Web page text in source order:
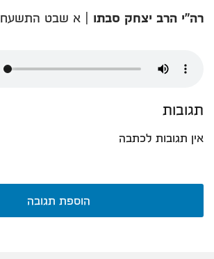
רה"י הרב יצחק סבתו | א שבט התשעח
תגובות
אין תגובות לכתבה
הוספת תגובה